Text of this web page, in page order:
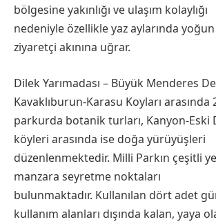
bölgesine yakınlığı ve ulaşım kolaylığı
nedeniyle özellikle yaz aylarında
ziyaretçi akınına uğrar.
Dilek Yarımadası – Büyük Menderes
Kavaklıburun-Karasu Koyları arasında
parkurda botanik turları, Kanyon-Eski
köyleri arasında ise doğa yürüyüşleri
düzenlenmektedir. Milli Parkın çeşitli
manzara seyretme noktaları
bulunmaktadır. Kullanılan dört adet
kullanım alanları dışında kalan, yaya